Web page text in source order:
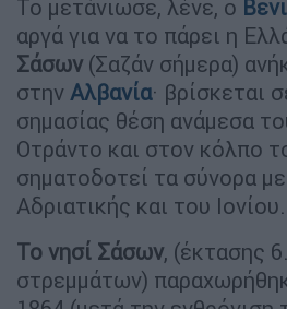
Το μετάνιωσε, λένε, ο
αργά για να το πάρει η
Σάσων (Σαζάν σήμερα)
στην Αλβανία· βρίσκεται
σημασίας θέση ανάμεσα
Οτράντο και στον κόλπο
σηματοδοτεί τα σύνορα
Αδριατικής και του Ιονίου.
Το νησί Σάσων, (έκτασης
στρεμμάτων)